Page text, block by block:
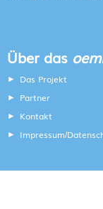
Über das
Das Projekt
Partner
Kontakt
Impressum/